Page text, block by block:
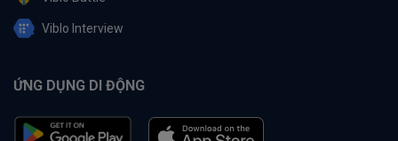
Viblo Interview
ỨNG DỤNG DI ĐỘNG